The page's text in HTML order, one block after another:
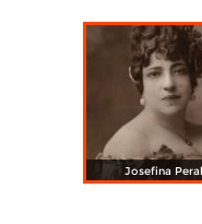
Josefina Peral